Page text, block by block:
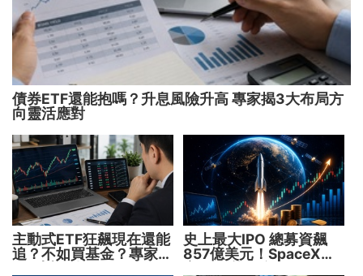
債券ETF還能抱嗎？升息風險升高 專家揭3大布局方
向靈活應對
主動式ETF狂飆現在還能
追？不如買基金？專家親
史上最大IPO 總募資飆
857億美元！SpaceX升